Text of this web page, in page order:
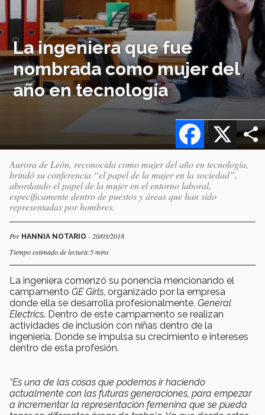
La ingeniera que fue
nombrada como mujer del
año en tecnología
X
Facebook
Aurora de León, reconocida como mujer del año en tecnología,
brindó su conferencia “el papel de la mujer en la sociedad”,
abordando el papel de la mujer en el entorno laboral,
específicamente dentro de puestos y áreas que han sido
representadas por hombres.
Por HANNIA NOTARIO - 20/03/2018
Tiempo estimado de lectura:5 mins
La ingeniera comenzó su ponencia mencionando el
campamento GE Girls , organizado por la empresa
donde ella se desarrolla profesionalmente, General
Electrics. Dentro de este campamento se realizan
actividades de inclusión con niñas dentro de la
ingeniería. Donde se impulsa su crecimiento e intereses
dentro de esta profesión.
“Es una de las cosas que podemos ir haciendo
actualmente con las futuras generaciones, para empezar
a incrementar la representación femenina que se pueda